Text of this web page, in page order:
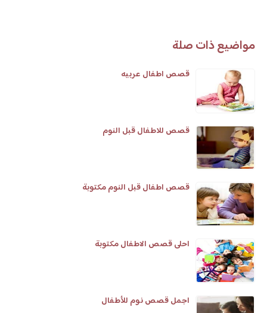
مواضيع ذات صلة
قصص اطفال عربيه
قصص للاطفال قبل النوم
قصص اطفال قبل النوم مكتوبة
احلى قصص الاطفال مكتوبة
اجمل قصص نوم للأطفال